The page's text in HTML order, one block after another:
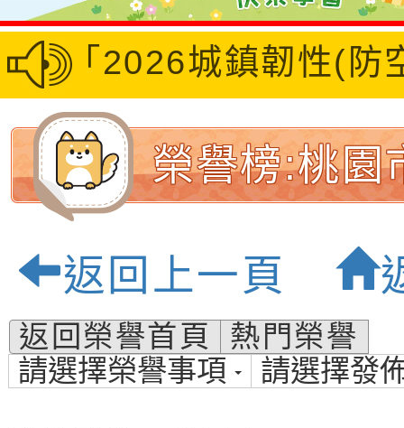
區「2026城鎮韌性(防
榮譽榜:桃園
返回上一頁
返回榮譽首頁
熱門榮譽
請選擇榮譽事項
請選擇發